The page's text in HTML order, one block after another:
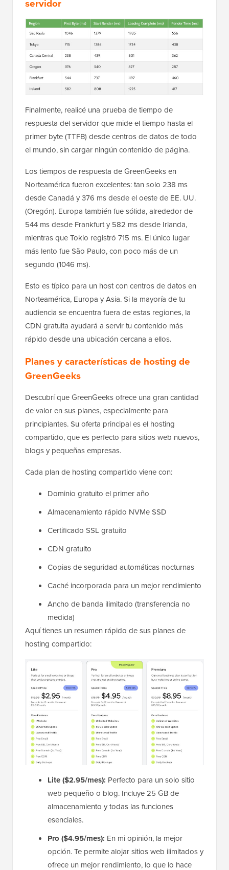
servidor
Finalmente, realicé una prueba de tiempo de
respuesta del servidor que mide el tiempo hasta el
primer byte (TTFB) desde centros de datos de todo
el mundo, sin cargar ningún contenido de página.
Los tiempos de respuesta de GreenGeeks en
Norteamérica fueron excelentes: tan solo 238 ms
desde Canadá y 376 ms desde el oeste de EE. UU.
(Oregón). Europa también fue sólida, alrededor de
544 ms desde Frankfurt y 582 ms desde Irlanda,
mientras que Tokio registró 715 ms. El único lugar
más lento fue São Paulo, con poco más de un
segundo (1046 ms).
Esto es típico para un host con centros de datos en
Norteamérica, Europa y Asia. Si la mayoría de tu
audiencia se encuentra fuera de estas regiones, la
CDN gratuita ayudará a servir tu contenido más
rápido desde una ubicación cercana a ellos.
Planes y características de hosting de
GreenGeeks
Descubrí que GreenGeeks ofrece una gran cantidad
de valor en sus planes, especialmente para
principiantes. Su oferta principal es el hosting
compartido, que es perfecto para sitios web nuevos,
blogs y pequeñas empresas.
Cada plan de hosting compartido viene con:
Dominio gratuito el primer año
Almacenamiento rápido NVMe SSD
Certificado SSL gratuito
CDN gratuito
Copias de seguridad automáticas nocturnas
Caché incorporada para un mejor rendimiento
Ancho de banda ilimitado (transferencia no
medida)
Aquí tienes un resumen rápido de sus planes de
hosting compartido:
Lite ($2.95/mes): Perfecto para un solo sitio
web pequeño o blog. Incluye 25 GB de
almacenamiento y todas las funciones
esenciales.
Pro ($4.95/mes): En mi opinión, la mejor
opción. Te permite alojar sitios web ilimitados y
ofrece un mejor rendimiento, lo que lo hace